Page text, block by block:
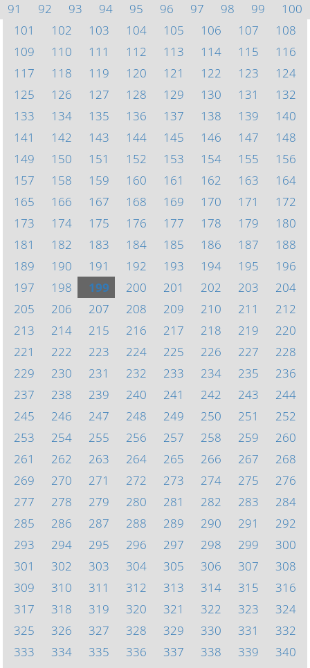
91
92 93 94 95 96 97 98 99
100
101
102 103 104 105 106 107
108
109
110 111 112 113 114 115
116
117
118 119 120 121 122 123
124
125
126 127 128 129 130 131
132
133
134 135 136 137 138 139
140
141
142 143 144 145 146 147
148
149
150 151 152 153 154 155
156
157
158 159 160 161 162 163
164
165
166 167 168 169 170 171
172
173
174 175 176 177 178 179
180
181
182 183 184 185 186 187
188
189
190 191 192 193 194 195
196
197
198 199 200 201 202 203
204
205
206 207 208 209 210 211
212
213
214 215 216 217 218 219
220
221
222 223 224 225 226 227
228
229
230 231 232 233 234 235
236
237
238 239 240 241 242 243
244
245
246 247 248 249 250 251
252
253
254 255 256 257 258 259
260
261
262 263 264 265 266 267
268
269
270 271 272 273 274 275
276
277
278 279 280 281 282 283
284
285
286 287 288 289 290 291
292
293
294 295 296 297 298 299
300
301
302 303 304 305 306 307
308
309
310 311 312 313 314 315
316
317
318 319 320 321 322 323
324
325
326 327 328 329 330 331
332
333
334 335 336 337 338 339
340